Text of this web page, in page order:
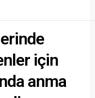
için
anma